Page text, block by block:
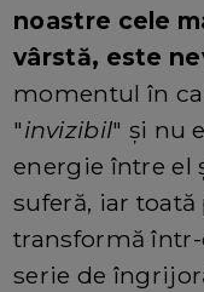
noastre cele
vârstă, este
momentul în
"invizibil" și nu
energie între el
suferă, iar toată
transformă
serie de